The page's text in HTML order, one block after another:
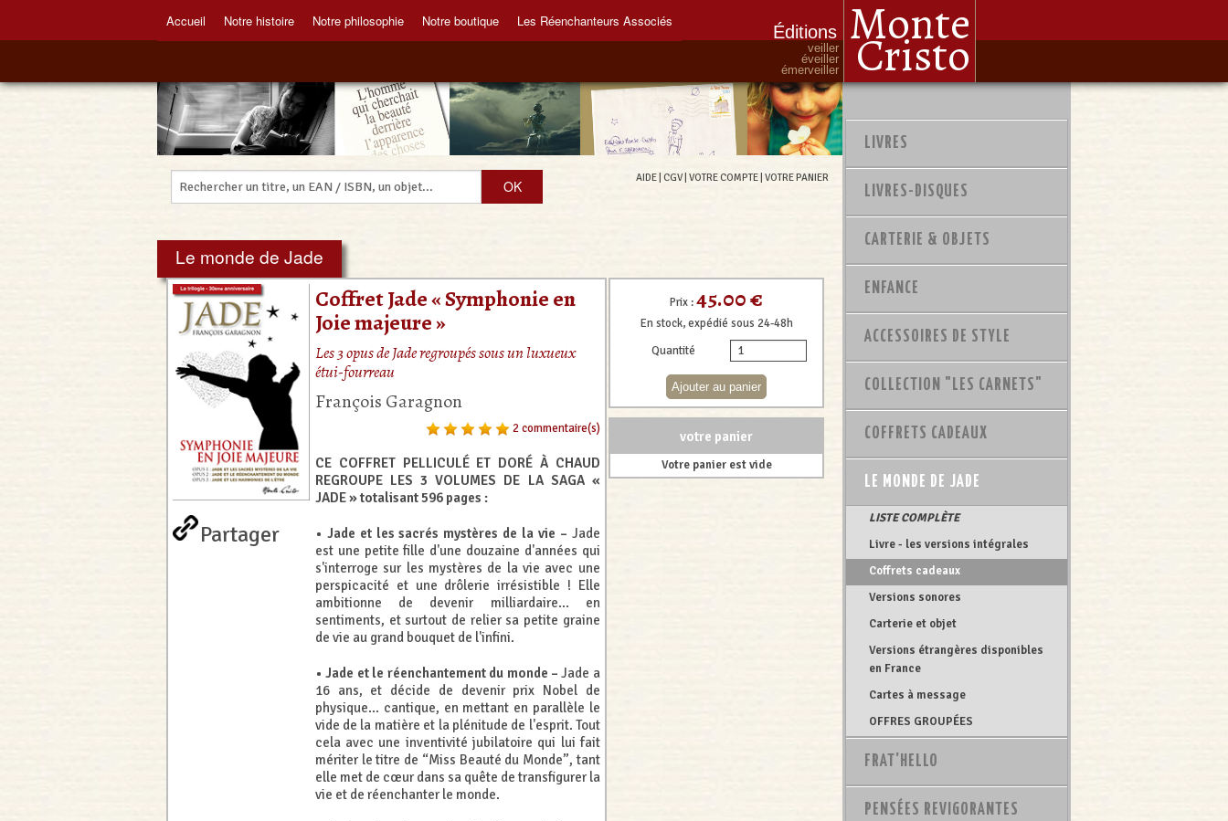
Éditions Monte
Cristo
veiller
éveiller
émerveiller
Accueil Notre histoire Notre philosophie Notre boutique Les Réenchanteurs Associés
AIDE CGV| VOTRE COMPTE VOTRE PANIER
Le monde de Jade
Partager
Coffret Jade « Symphonie en
Joie majeure »
Les 3 opus de Jade regroupés sous un luxueux
étui-fourreau
François Garagnon
2 commentaire(s)
CE COFFRET PELLICULÉ ET DORÉ À CHAUD
REGROUPE LES 3 VOLUMES DE LA SAGA «
JADE » totalisant 596 pages :
• Jade et les sacrés mystères de la vie – Jade
est une petite fille d'une douzaine d'années qui
s'interroge sur les mystères de la vie avec une
perspicacité et une drôlerie irrésistible ! Elle
ambitionne de devenir milliardaire... en
sentiments, et surtout de relier sa petite graine
de vie au grand bouquet de l'infini.
• Jade et le réenchantement du monde – Jade a
16 ans, et décide de devenir prix Nobel de
physique... cantique, en mettant en parallèle le
vide de la matière et la plénitude de l'esprit. Tout
cela avec une inventivité jubilatoire qui lui fait
mériter le titre de “Miss Beauté du Monde”, tant
elle met de cœur dans sa quête de transfigurer la
vie et de réenchanter le monde.
Prix :45.00 €
En stock, expédié sous 24-48h
Quantité
votre panier
Votre panier est vide
LIVRES
LIVRES-DISQUES
CARTERIE & OBJETS
ENFANCE
ACCESSOIRES DE STYLE
COLLECTION "LES CARNETS"
COFFRETS CADEAUX
LE MONDE DE JADE
LISTE COMPLÈTE
Livre - les versions intégrales
Coffrets cadeaux
Versions sonores
Carterie et objet
Versions étrangères disponibles
en France
Cartes à message
OFFRES GROUPÉES
FRAT'HELLO
PENSÉES REVIGORANTES